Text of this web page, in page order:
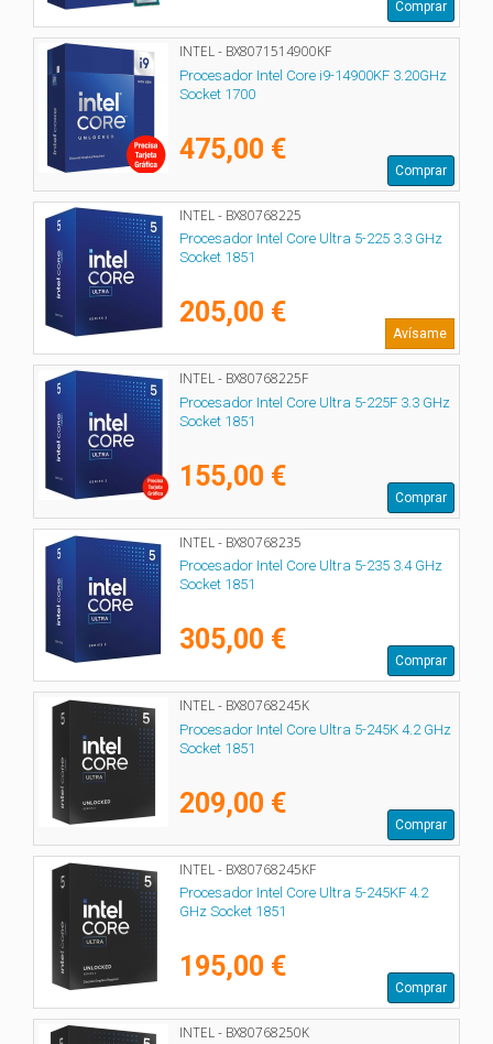
Comprar
INTEL - BX8071514900KF
Procesador Intel Core i9-14900KF 3.20GHz
Socket 1700
475,00 €
Comprar
INTEL - BX80768225
Procesador Intel Core Ultra 5-225 3.3 GHz
Socket 1851
205,00 €
Avísame
INTEL - BX80768225F
Procesador Intel Core Ultra 5-225F 3.3 GHz
Socket 1851
155,00 €
Comprar
INTEL - BX80768235
Procesador Intel Core Ultra 5-235 3.4 GHz
Socket 1851
305,00 €
Comprar
INTEL - BX80768245K
Procesador Intel Core Ultra 5-245K 4.2 GHz
Socket 1851
209,00 €
Comprar
INTEL - BX80768245KF
Procesador Intel Core Ultra 5-245KF 4.2
GHz Socket 1851
195,00 €
Comprar
INTEL - BX80768250K